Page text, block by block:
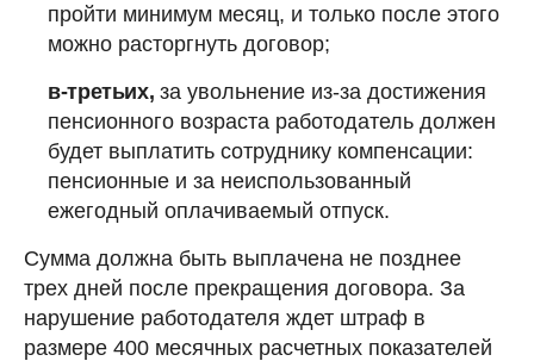
пройти минимум месяц, и только после этого
можно расторгнуть договор;
в-третьих,за увольнение из-за достижения
пенсионного возраста работодатель должен
будет выплатить сотруднику компенсации:
пенсионные и за неиспользованный
ежегодный оплачиваемый отпуск.
Сумма должна быть выплачена не позднее
трех дней после прекращения договора. За
нарушение работодателя ждет штраф в
размере 400 месячных расчетных показателей